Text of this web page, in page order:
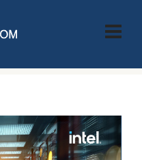
JE INTEL® ETHERNET
POVEZIVANJE